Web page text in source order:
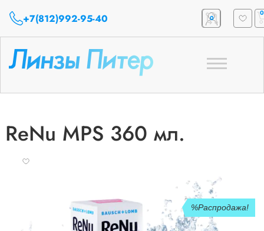
+7(812)992-95-40 0
0
Toggle
ReNu MPS 360 мл.
Распродажа!